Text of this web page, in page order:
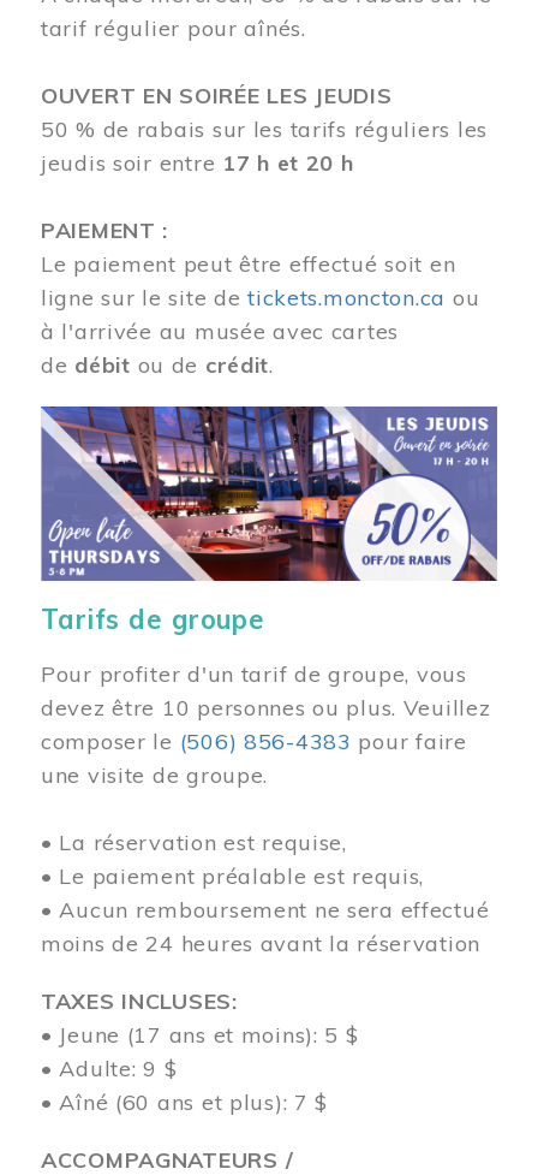
tarif régulier pour aînés.
OUVERT EN SOIRÉE LES JEUDIS
50 % de rabais sur les tarifs réguliers les
jeudis soir entre 17 h et 20 h
PAIEMENT :
Le paiement peut être effectué soit en
ligne sur le site detickets.moncton.ca ou
à l'arrivée au musée avec cartes
de débit ou de crédit.
Image
Tarifs de groupe
Pour profiter d'un tarif de groupe, vous
devez être 10 personnes ou plus. Veuillez
composer le (506) 856-4383 pour faire
une visite de groupe.
• La réservation est requise,
• Le paiement préalable est requis,
• Aucun remboursement ne sera effectué
moins de 24 heures avant la réservation
TAXES INCLUSES:
• Jeune (17 ans et moins): 5 $
• Adulte: 9 $
• Aîné (60 ans et plus): 7 $
ACCOMPAGNATEURS /